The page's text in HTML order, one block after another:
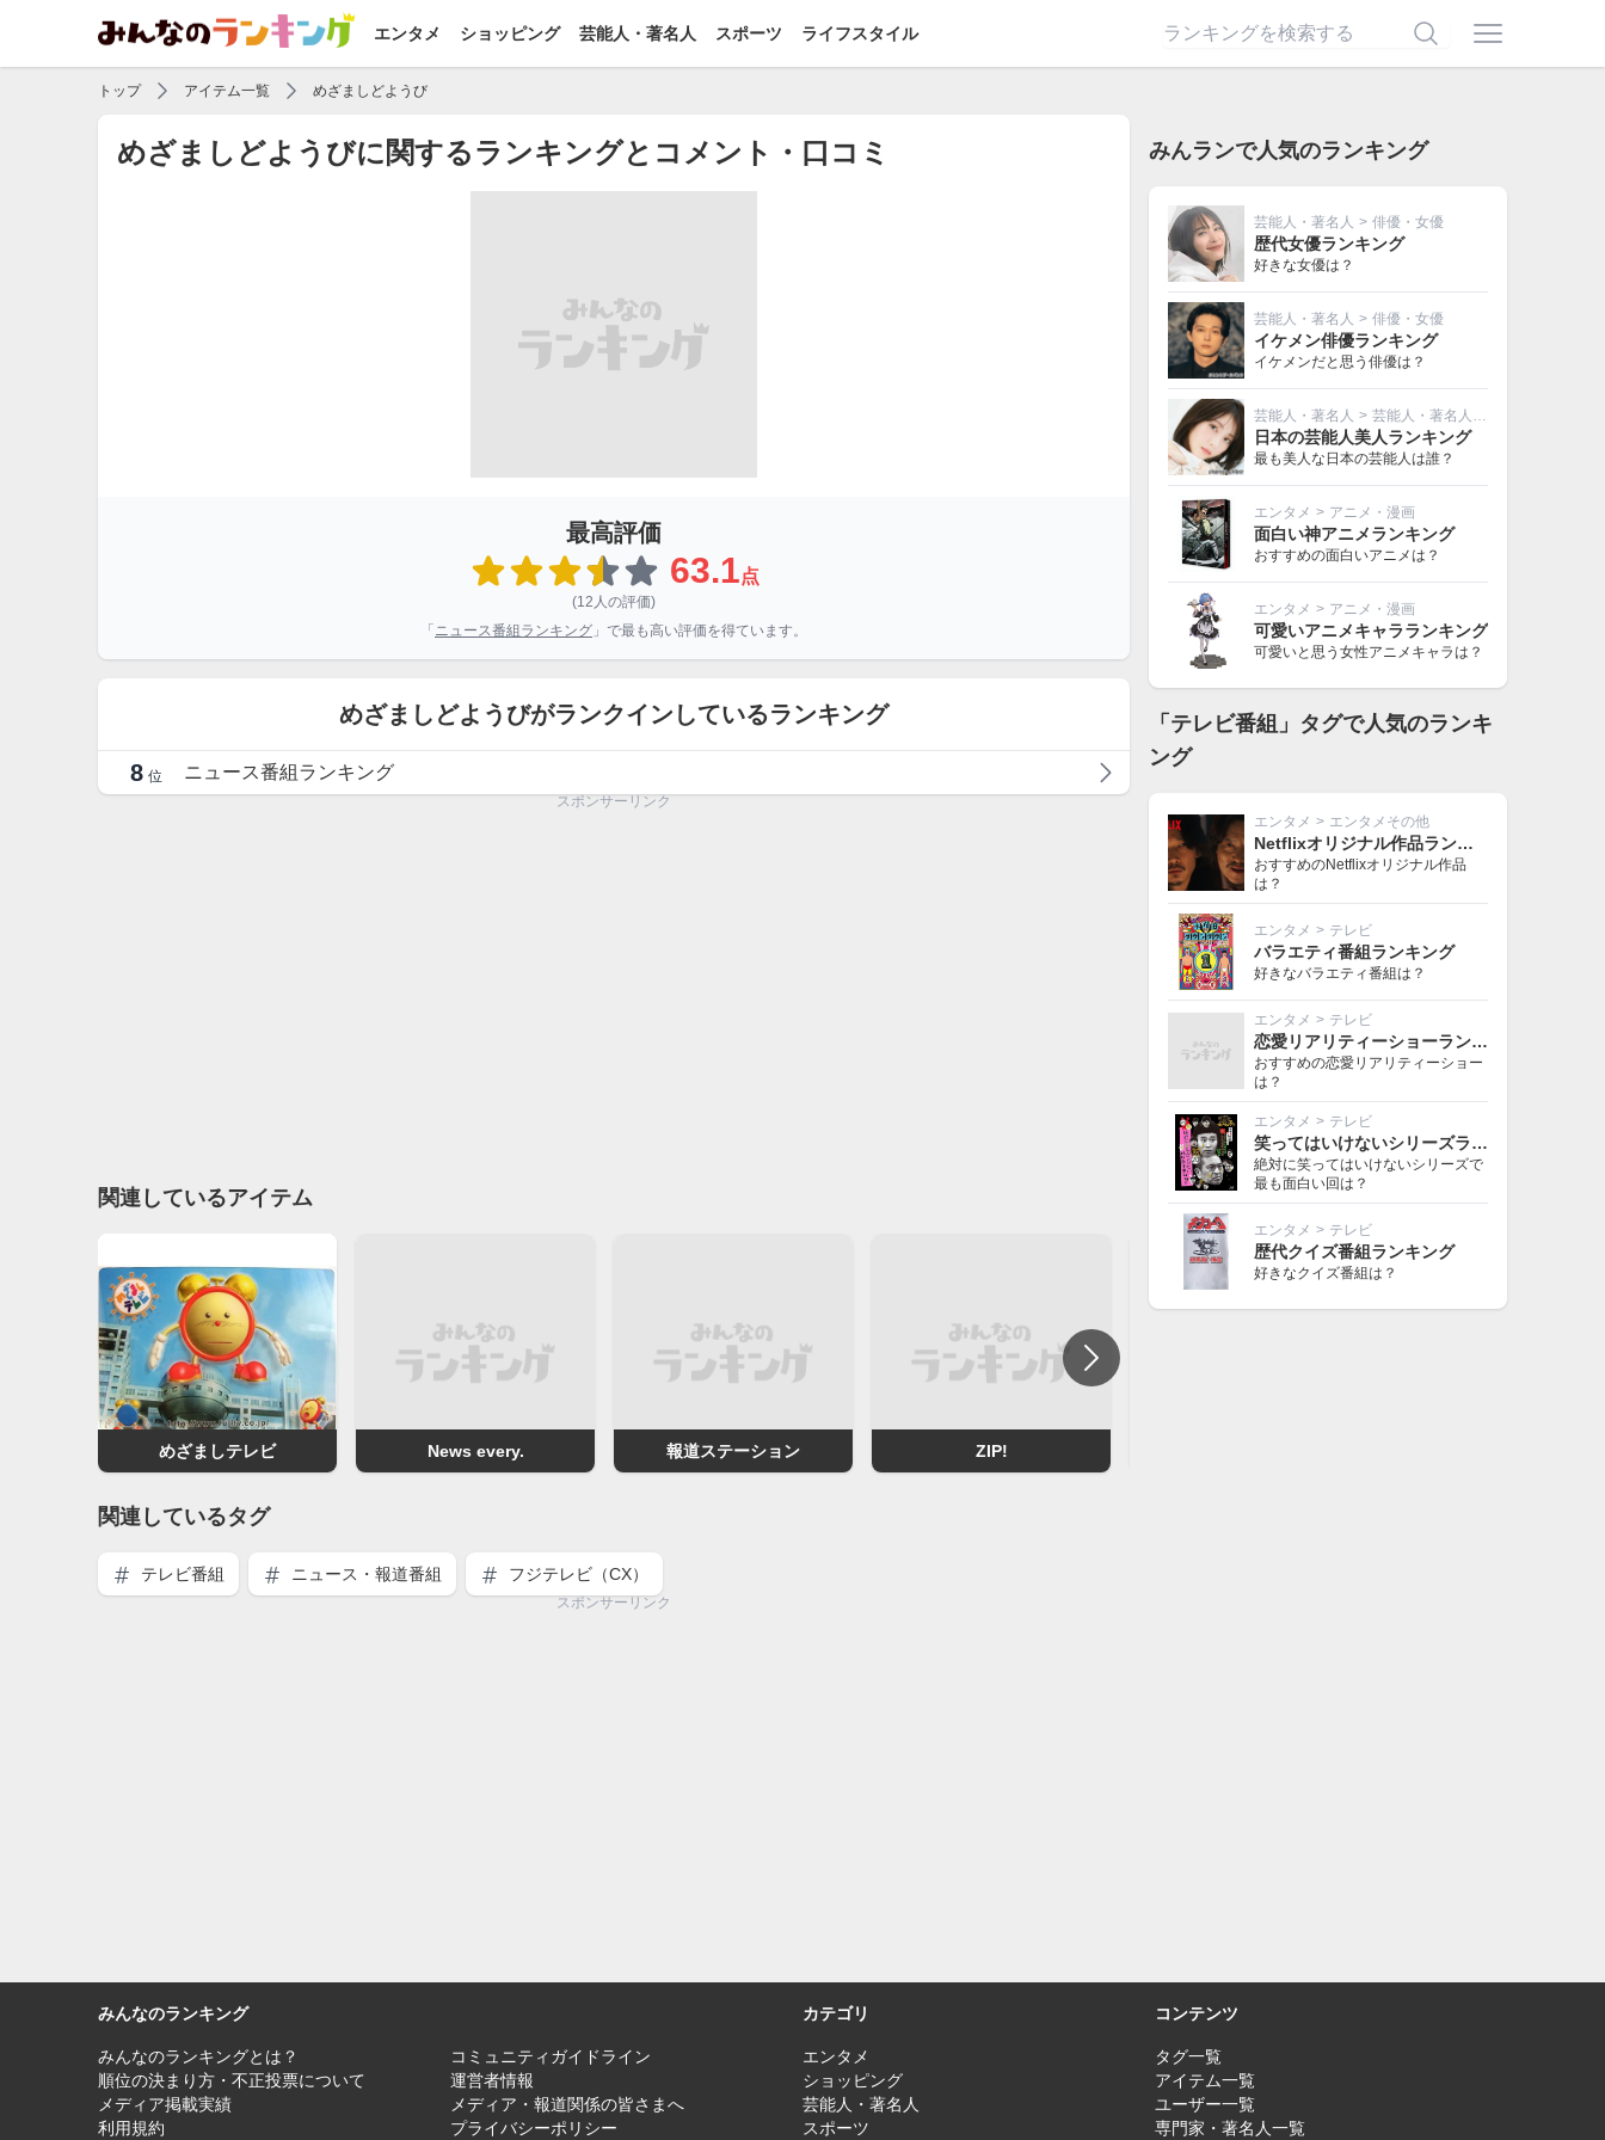
エンタメ ショッピング 芸能人・著名人 スポーツ ライフスタイル
トップ アイテム一覧 めざましどようび
めざましどようびに関するランキングとコメント・口コミ
最高評価
63.1点
(12人の評価)
「 ニュース番組ランキング 」で最も高い評価を得ています。
めざましどようびがランクインしているランキング
8 位 ニュース番組ランキング
スポンサーリンク
関連しているアイテム
めざましテレビ News every.‎ 報道ステーション ZIP!
関連しているタグ
テレビ番組 ニュース・報道番組 フジテレビ（CX）
スポンサーリンク
みんランで人気のランキング
芸能人・著名人 > 俳優・女優
歴代女優ランキング
好きな女優は？
芸能人・著名人 > 俳優・女優
イケメン俳優ランキング
イケメンだと思う俳優は？
芸能人・著名人 > 芸能人・著名人その他
日本の芸能人美人ランキング
最も美人な日本の芸能人は誰？
エンタメ > アニメ・漫画
面白い神アニメランキング
おすすめの面白いアニメは？
エンタメ > アニメ・漫画
可愛いアニメキャラランキング
可愛いと思う女性アニメキャラは？
「テレビ番組」タグで人気のランキ
ング
エンタメ > エンタメその他
Netflixオリジナル作品ランキング
おすすめのNetflixオリジナル作品
は？
エンタメ > テレビ
バラエティ番組ランキング
好きなバラエティ番組は？
エンタメ > テレビ
恋愛リアリティーショーランキング
おすすめの恋愛リアリティーショー
は？
エンタメ > テレビ
笑ってはいけないシリーズランキング
絶対に笑ってはいけないシリーズで
最も面白い回は？
エンタメ > テレビ
歴代クイズ番組ランキング
好きなクイズ番組は？
みんなのランキング
みんなのランキングとは？
コミュニティガイドライン
順位の決まり方・不正投票について
運営者情報
メディア掲載実績
メディア・報道関係の皆さまへ
利用規約
プライバシーポリシー
カテゴリ
エンタメ
ショッピング
芸能人・著名人
スポーツ
コンテンツ
タグ一覧
アイテム一覧
ユーザー一覧
専門家・著名人一覧